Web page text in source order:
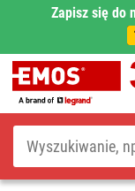
Zapisz się do
Szukaj